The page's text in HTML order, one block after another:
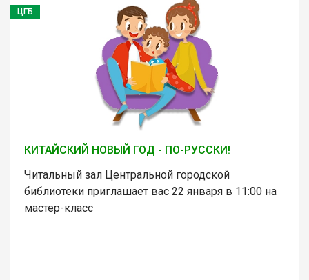
ЦГБ
КИТАЙСКИЙ НОВЫЙ ГОД - ПО-РУССКИ!
Читальный зал Центральной городской
библиотеки приглашает вас 22 января в 11:00 на
мастер-класс